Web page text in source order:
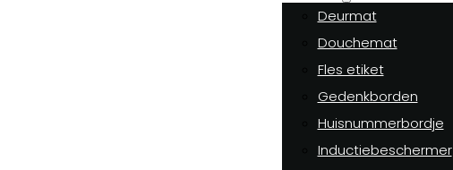
Deurmat
Douchemat
Fles etiket
Gedenkborden
Huisnummerbordje
Inductiebeschermer